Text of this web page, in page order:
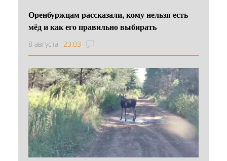
Оренбуржцам рассказали, кому нельзя есть
мёд и как его правильно выбирать
8 августа 23:03